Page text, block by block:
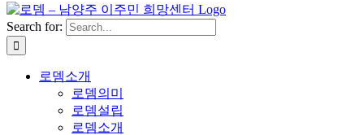
Search for:
로뎀소개
로뎀의미
로뎀설립
로뎀소개